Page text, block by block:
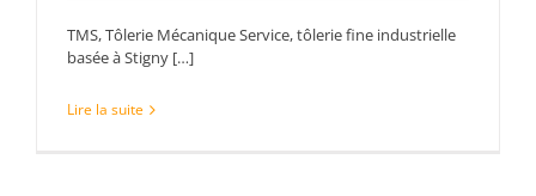
TMS, Tôlerie Mécanique Service, tôlerie fine industrielle
basée à Stigny […]
Lire la suite